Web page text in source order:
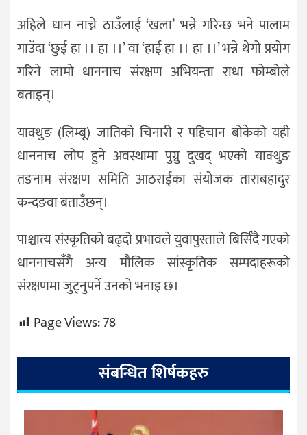
अहिले धान नाच्ने ठाउँलाई ‘खला’ भन्ने गरिन्छ भने पालाम
गाउँदा ‘छुई हा ।। हा ।।’ वा ‘हाई हा ।। हा ।।’ भन्ने थेगो प्रयोग
गरिने लामो धाननाच संरक्षण अभियन्ता राधा फोम्बोले
बताइन्।
याक्थुङ (लिम्बू) जातिको चिनारी र पहिचान बोकेको यही
धाननाच लोप हुने अवस्थामा पुग्नु दुखद् भएको याक्थुङ
तङनाम संरक्षण समिति आठराईका संयोजक ताराबहादुर
कन्दङवा बताउँछन्।
पाश्चात्य संस्कृतिको बढ्दो प्रभावले युवापुस्ताले बिर्सिँदै गएको
धाननाचसँगै अन्य मौलिक सांस्कृतिक सम्पदाहरूको
संरक्षणमा जुट्नुपर्ने उनको भनाइ छ।
Page Views:78
संबन्धित शिर्षकहरु